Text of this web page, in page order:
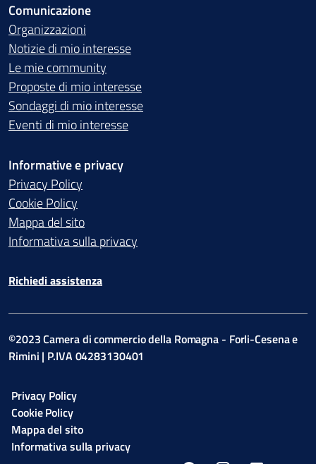
Comunicazione
Organizzazioni
Notizie di mio interesse
Le mie community
Proposte di mio interesse
Sondaggi di mio interesse
Eventi di mio interesse
Informative e privacy
Privacy Policy
Cookie Policy
Mappa del sito
Informativa sulla privacy
Richiedi assistenza
©2023 Camera di commercio della Romagna - Forli-Cesena e
Rimini | P.IVA 04283130401
Privacy Policy
Cookie Policy
Mappa del sito
Informativa sulla privacy